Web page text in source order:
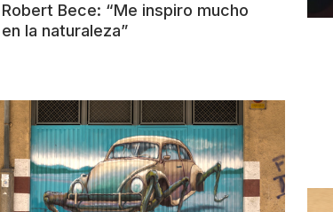
Robert Bece: “Me inspiro mucho
en la naturaleza”